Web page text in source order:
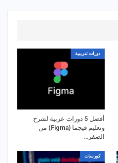
دورات تدريبية
أفضل 5 دورات عربية لشرح
وتعليم فيجما (Figma) من
الصفر…
كورسات